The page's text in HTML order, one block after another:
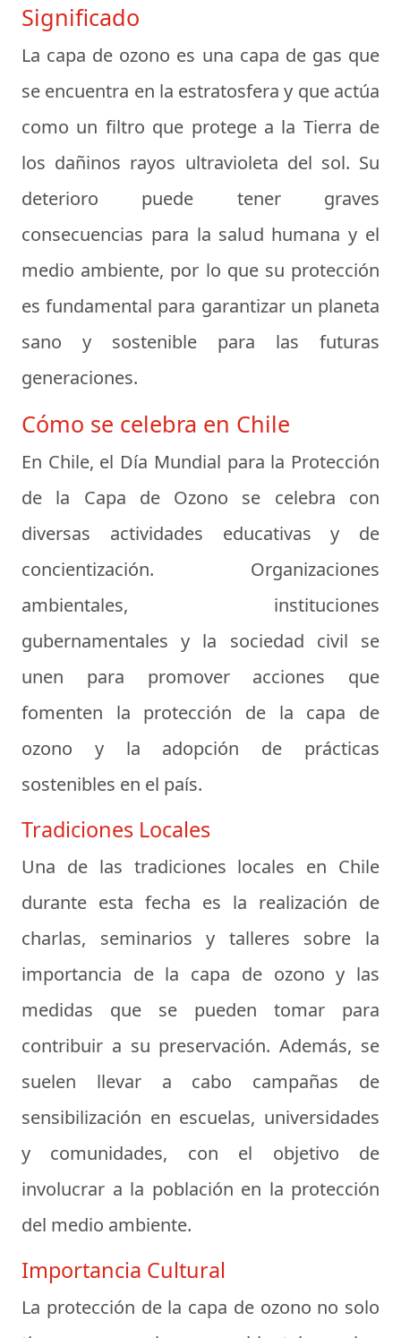
Significado
La capa de ozono es una capa de gas que
se encuentra en la estratosfera y que actúa
como un filtro que protege a la Tierra de
los dañinos rayos ultravioleta del sol. Su
deterioro puede tener graves
consecuencias para la salud humana y el
medio ambiente, por lo que su protección
es fundamental para garantizar un planeta
sano y sostenible para las futuras
generaciones.
Cómo se celebra en Chile
En Chile, el Día Mundial para la Protección
de la Capa de Ozono se celebra con
diversas actividades educativas y de
concientización. Organizaciones
ambientales, instituciones
gubernamentales y la sociedad civil se
unen para promover acciones que
fomenten la protección de la capa de
ozono y la adopción de prácticas
sostenibles en el país.
Tradiciones Locales
Una de las tradiciones locales en Chile
durante esta fecha es la realización de
charlas, seminarios y talleres sobre la
importancia de la capa de ozono y las
medidas que se pueden tomar para
contribuir a su preservación. Además, se
suelen llevar a cabo campañas de
sensibilización en escuelas, universidades
y comunidades, con el objetivo de
involucrar a la población en la protección
del medio ambiente.
Importancia Cultural
La protección de la capa de ozono no solo